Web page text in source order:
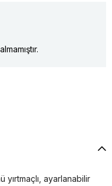
yırtmaçlı, ayarlanabilir